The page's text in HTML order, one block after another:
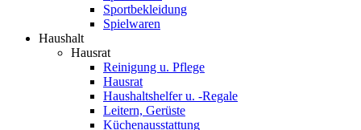
Sportbekleidung
Spielwaren
Haushalt
Hausrat
Reinigung u. Pflege
Hausrat
Haushaltshelfer u. -Regale
Leitern, Gerüste
Küchenausstattung